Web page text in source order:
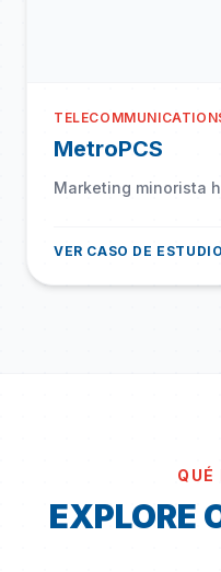
MetroPCS
Marketing minorista
VER CASO DE
QUÉ
EXPLORE